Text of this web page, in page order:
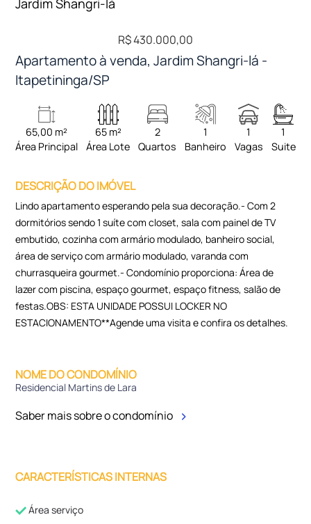
Jardim Shangri-lá
R$ 430.000,00
Apartamento à venda, Jardim Shangri-lá -
Itapetininga/SP
65,00 m²
Área Principal
65 m²
Área Lote
2
Quartos
1
Banheiro
1
Vagas
1
Suite
DESCRIÇÃO DO IMÓVEL
Lindo apartamento esperando pela sua decoração.- Com 2
dormitórios sendo 1 suíte com closet, sala com painel de TV
embutido, cozinha com armário modulado, banheiro social,
área de serviço com armário modulado, varanda com
churrasqueira gourmet.- Condomínio proporciona: Área de
lazer com piscina, espaço gourmet, espaço fitness, salão de
festas.OBS: ESTA UNIDADE POSSUI LOCKER NO
ESTACIONAMENTO**Agende uma visita e confira os detalhes.
NOME DO CONDOMÍNIO
Residencial Martins de Lara
Saber mais sobre o condomínio
CARACTERÍSTICAS INTERNAS
Área serviço